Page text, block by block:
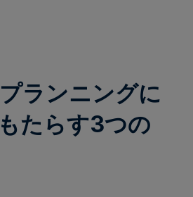
ランニングに
たらす3つの